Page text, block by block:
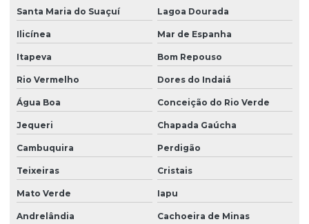
Santa Maria do Suaçuí Lagoa Dourada
Ilicínea Mar de Espanha
Itapeva Bom Repouso
Rio Vermelho Dores do Indaiá
Água Boa Conceição do Rio Verde
Jequeri Chapada Gaúcha
Cambuquira Perdigão
Teixeiras Cristais
Mato Verde Iapu
Andrelândia Cachoeira de Minas